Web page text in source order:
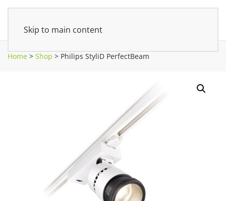
Skip to main content
Home > Shop > Philips StyliD PerfectBeam